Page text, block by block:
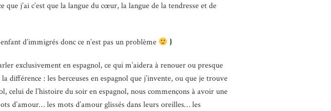
que j’ai c’est que la langue du cœur, la langue de la tendresse et de
d’immigrés donc ce n’est pas un problème }
exclusivement en espagnol, ce qui m’aidera à renouer ou presque
: les berceuses en espagnol que j’invente, ou que je trouve
celui de l’histoire du soir en espagnol, nous commençons à avoir une
d’amour… les mots d’amour glissés dans leurs oreilles… les